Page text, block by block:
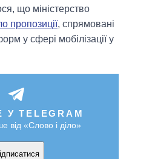
що міністерство
пропозиції, спрямовані
у сфері мобілізації у
TELEGRAM
від «Слово і діло»